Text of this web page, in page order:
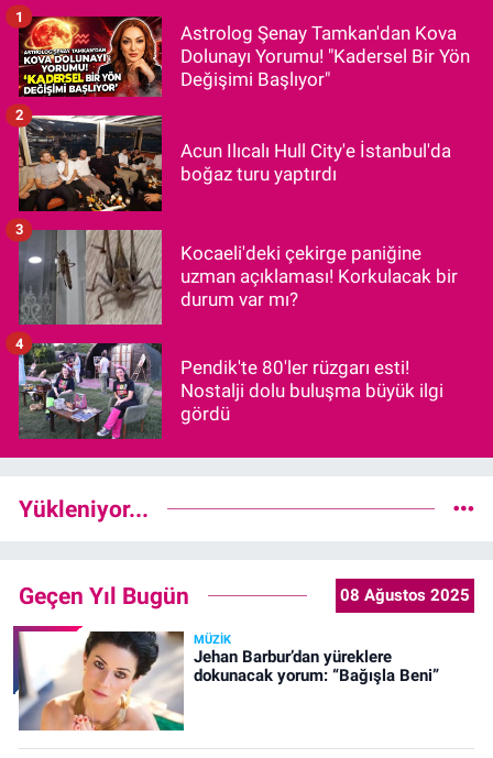
Astrolog Şenay Tamkan'dan Kova
Dolunayı Yorumu! "Kadersel Bir Yön
Değişimi Başlıyor"
1
Acun Ilıcalı Hull City'e İstanbul'da
boğaz turu yaptırdı
2
Kocaeli'deki çekirge paniğine
uzman açıklaması! Korkulacak bir
durum var mı?
3
Pendik'te 80'ler rüzgarı esti!
Nostalji dolu buluşma büyük ilgi
gördü
4
Yükleniyor...
Geçen Yıl Bugün 08 Ağustos 2025
MÜZIK
Jehan Barbur’dan yüreklere
dokunacak yorum: “Bağışla Beni”